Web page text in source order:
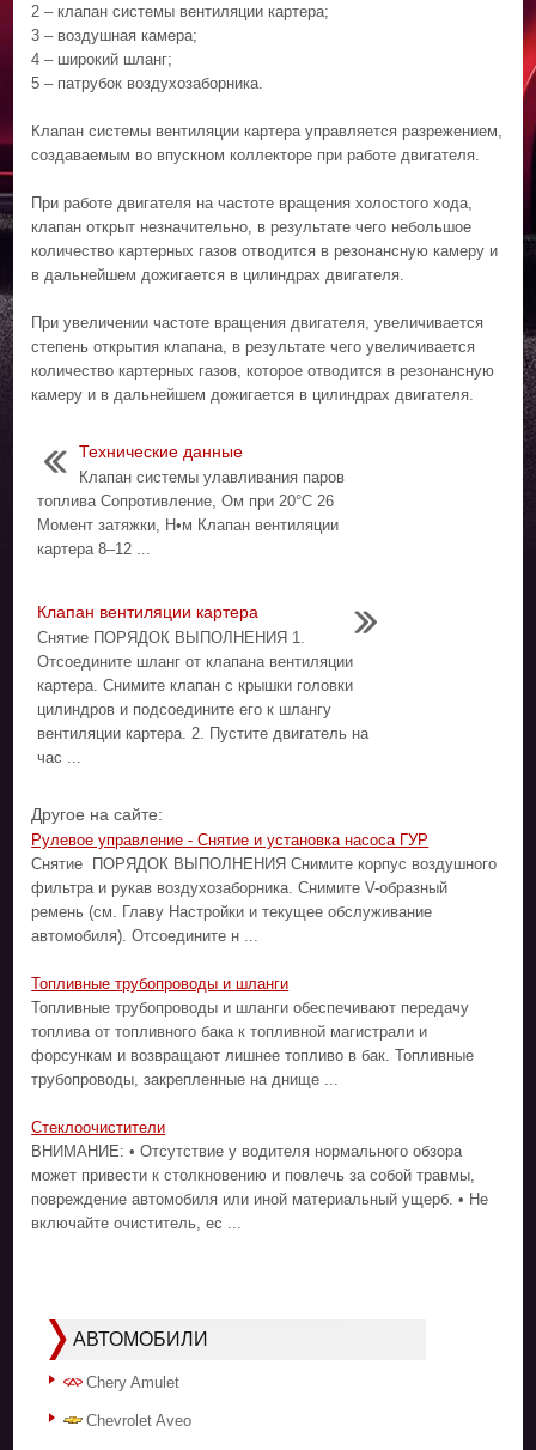
2 – клапан системы вентиляции картера;
3 – воздушная камера;
4 – широкий шланг;
5 – патрубок воздухозаборника.
Клапан системы вентиляции картера управляется разрежением,
создаваемым во впускном коллекторе при работе двигателя.
При работе двигателя на частоте вращения холостого хода,
клапан открыт незначительно, в результате чего небольшое
количество картерных газов отводится в резонансную камеру и
в дальнейшем дожигается в цилиндрах двигателя.
При увеличении частоте вращения двигателя, увеличивается
степень открытия клапана, в результате чего увеличивается
количество картерных газов, которое отводится в резонансную
камеру и в дальнейшем дожигается в цилиндрах двигателя.
Технические данные
Клапан системы улавливания паров
топлива Сопротивление, Ом при 20°С 26
Момент затяжки, Н•м Клапан вентиляции
картера 8–12 ...
Клапан вентиляции картера
Снятие ПОРЯДОК ВЫПОЛНЕНИЯ 1.
Отсоедините шланг от клапана вентиляции
картера. Снимите клапан с крышки головки
цилиндров и подсоедините его к шлангу
вентиляции картера. 2. Пустите двигатель на
час ...
Другое на сайте:
Рулевое управление - Снятие и установка насоса ГУР
Снятие ПОРЯДОК ВЫПОЛНЕНИЯ Снимите корпус воздушного
фильтра и рукав воздухозаборника. Снимите V-образный
ремень (см. Главу Настройки и текущее обслуживание
автомобиля). Отсоедините н ...
Топливные трубопроводы и шланги
Топливные трубопроводы и шланги обеспечивают передачу
топлива от топливного бака к топливной магистрали и
форсункам и возвращают лишнее топливо в бак. Топливные
трубопроводы, закрепленные на днище ...
Стеклоочистители
ВНИМАНИЕ: • Отсутствие у водителя нормального обзора
может привести к столкновению и повлечь за собой травмы,
повреждение автомобиля или иной материальный ущерб. • Не
включайте очиститель, ес ...
АВТОМОБИЛИ
Chery Amulet
Chevrolet Aveo